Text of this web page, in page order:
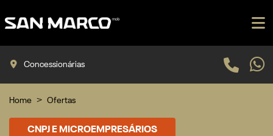
Concessionárias
Home Ofertas
CNPJ E MICROEMPRESÁRIOS